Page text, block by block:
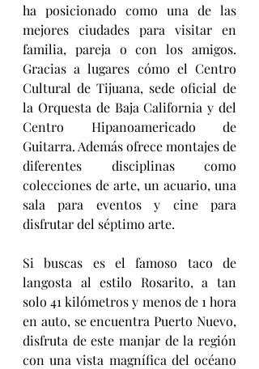
ha posicionado como una de las
mejores ciudades para visitar en
familia, pareja o con los amigos.
Gracias a lugares cómo el Centro
Cultural de Tijuana, sede oficial de
la Orquesta de Baja California y del
Centro Hipanoamericado de
Guitarra. Además ofrece montajes de
diferentes disciplinas como
colecciones de arte, un acuario, una
sala para eventos y cine para
disfrutar del séptimo arte.
Si buscas es el famoso taco de
langosta al estilo Rosarito, a tan
solo 41 kilómetros y menos de 1 hora
en auto, se encuentra Puerto Nuevo,
disfruta de este manjar de la región
con una vista magnífica del océano